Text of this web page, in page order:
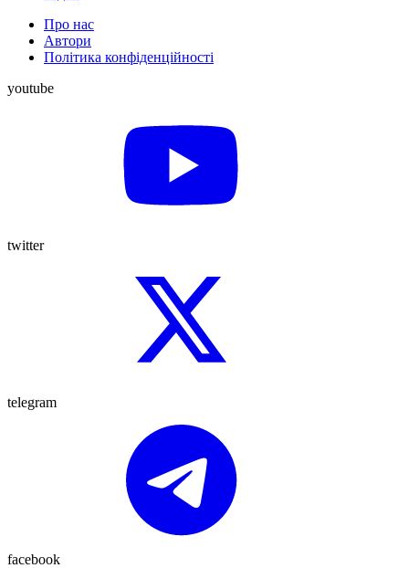
Про нас
Автори
Політика конфіденційності
youtube
twitter
telegram
facebook